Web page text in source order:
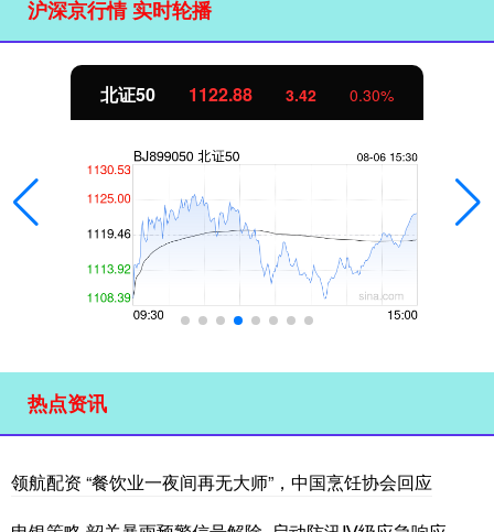
沪深京行情 实时轮播
北证50 1122.88 3.42 0.30%
热点资讯
领航配资 “餐饮业一夜间再无大师”，中国烹饪协会回应